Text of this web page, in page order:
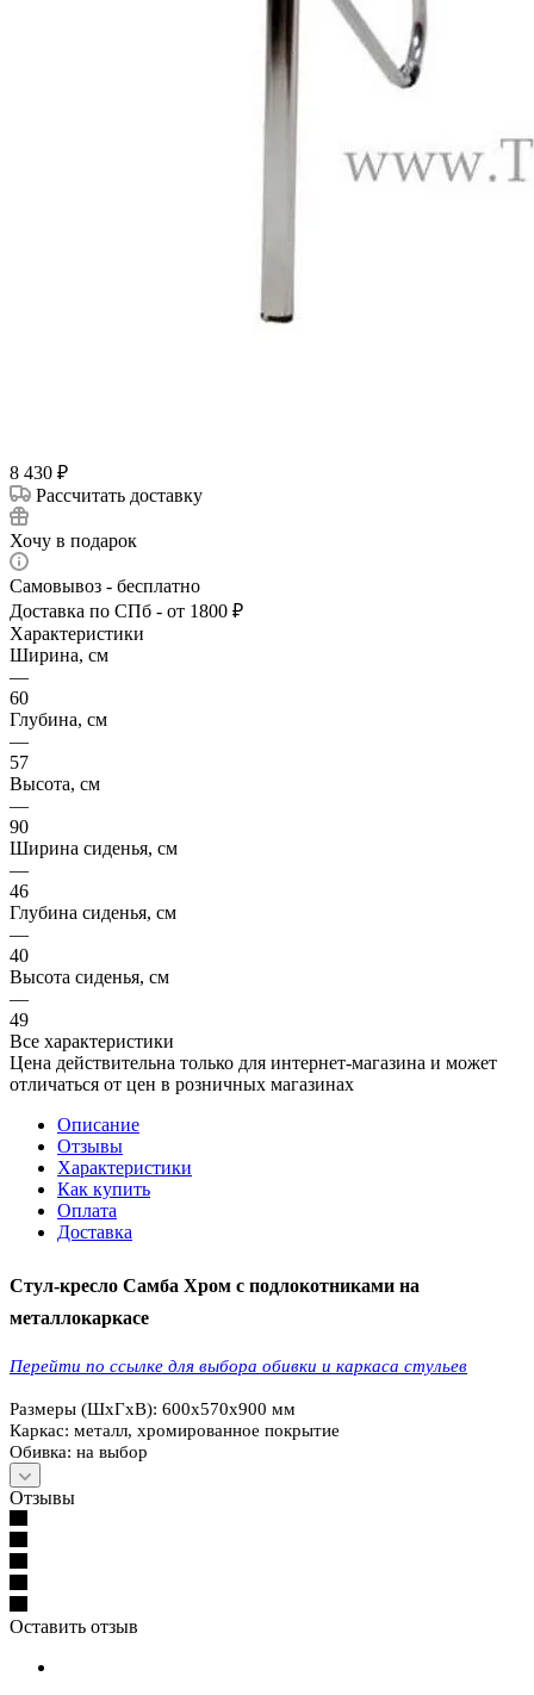
8 430 ₽
Рассчитать доставку
Хочу в подарок
Самовывоз - бесплатно
Доставка по СПб - от 1800 ₽
Характеристики
Ширина, см
—
60
Глубина, см
—
57
Высота, см
—
90
Ширина сиденья, см
—
46
Глубина сиденья, см
—
40
Высота сиденья, см
—
49
Все характеристики
Цена действительна только для интернет-магазина и может
отличаться от цен в розничных магазинах
Описание
Отзывы
Характеристики
Как купить
Оплата
Доставка
Стул-кресло Самба Хром с подлокотниками на
металлокаркасе
Перейти по ссылке для выбора обивки и каркаса стульев
Размеры (ШхГхВ): 600х570х900 мм
Каркас: металл, хромированное покрытие
Обивка: на выбор
Отзывы
Оставить отзыв